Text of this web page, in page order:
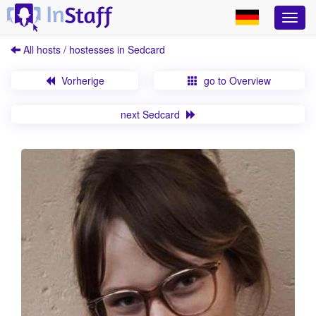
All hosts / hostesses in Sedcard
Vorherige go to Overview
next Sedcard